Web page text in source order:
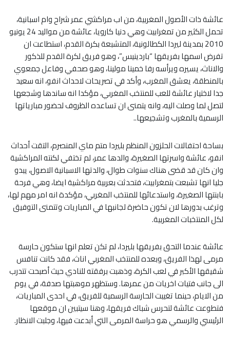
عائشة ذات الأصول المغربية، من اب مراكشي عمر شراح وام اسبانية،
تحمل الكثير من تمغرابيت وهي دنيا كارويا، عائشة من مواليد 24 يونيو
2010 بمدينة ليردا الكطالونية، المتشبعة بكرة القدم، استطاعت ان
تفرض اسمها بفريقها “باردينيس”، وهو فريق لكرة القدم للذكور
والاناث، يسيره ويرأسه رفا خمينا مولينا، وهو صحفي وفاعل جمعوي
بالمنطقة، يعشق المغرب، وأكد في تصريحات لاحداث انفو، انه سعيد
جدا لاختيار عائشة للعب للمنتخب المغربي، مؤكدا انه ساندها وشجعها
لتصل لما وصلت اليه، وانه يتمنى ان تساعده الظروف لحضور مبارياتها
الرسمية بالمغرب وتشجيعها..
بساحة احتفالات الحلزون المنظم بليردا متم ماي المنصرم، التقت أحداث
انفو، عائشة واسرتها الصغيرة، والدها عمر، لم تختفي لكنته المراكشية
وان كان قد قضى هناك سنوات طوال، والدتها الاسبانية الاصول، يبدو
جليا انها تشبعت بتمغرابيت، فتحدثت بعربية مراكشية ايضا، وهي فرحة
بابنتها الصغيرة، واستدعائها للمنتخب المغربي، مؤكدة انه امر مهم لها،
وترغب بدورها لان تكون حاضرة لجانبها في المباريات وتتمنى التوفيق
لكل المنتخبات المغربية.
عائشة عندما التحق بفريقها بليردا، لم تكن تعلم انها ستكون حارسة
مرمى لهذا الفريق، وبعده للمنتخب المغربي اناث، فقد كانت تنافس
شقيقها الأكبر في لعب الكرة، وذهبت برفقته للنادي حيث أصبحت تتدرب
الى جانب فتيات اخريات من عمرها. وستظهر موهبتها صدفة، في يوم
من الايام، حينما تغيبت الحارسة الرسمية للفريق، في احدى المباريات،
فتطوعت عائشة لتحرس شباك فريقها، وهنا سيتبين ان موقعها
الرئيسي والرسمي هو حراسة المرمى التي أبدعت فيها، وجلبت الانظار.